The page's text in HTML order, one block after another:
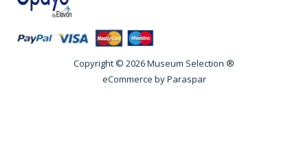
Copyright © 2026 Museum Selection ®
eCommerce byParaspar